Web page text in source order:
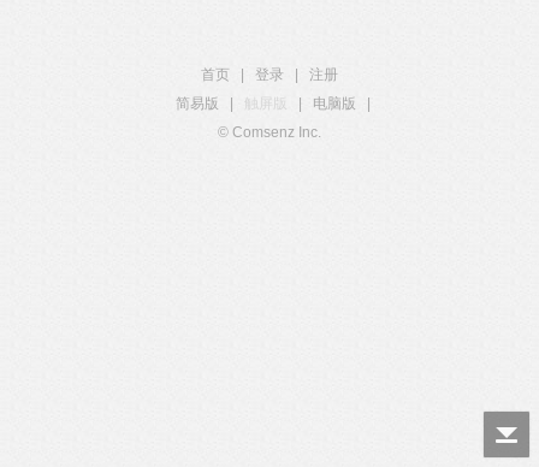
首页 登录
注册
简易版
触屏版 电脑版
© Comsenz Inc.